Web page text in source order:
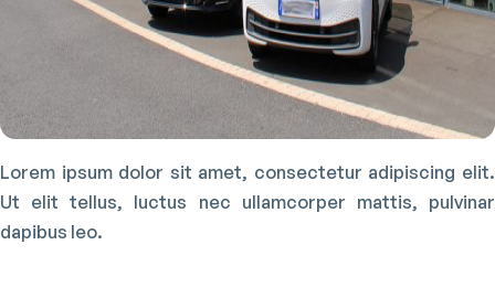
Lorem ipsum dolor sit amet, consectetur adipiscing elit.
Ut elit tellus, luctus nec ullamcorper mattis, pulvinar
dapibus leo.